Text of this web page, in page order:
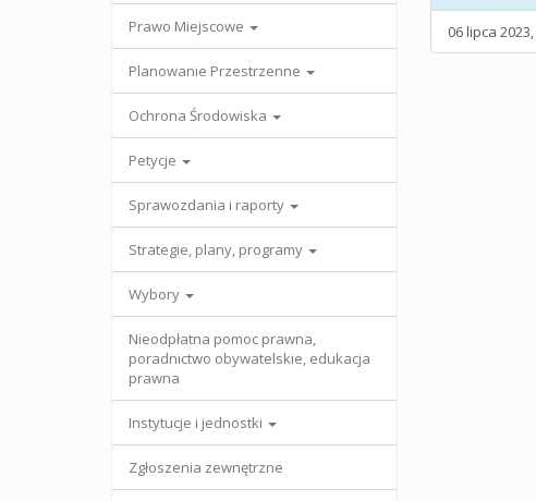
Prawo Miejscowe
Planowanie Przestrzenne
Ochrona Środowiska
Petycje
Sprawozdania i raporty
Strategie, plany, programy
Wybory
Nieodpłatna pomoc prawna,
poradnictwo obywatelskie, edukacja
prawna
Instytucje i jednostki
Zgłoszenia zewnętrzne
06 lipca 2023,